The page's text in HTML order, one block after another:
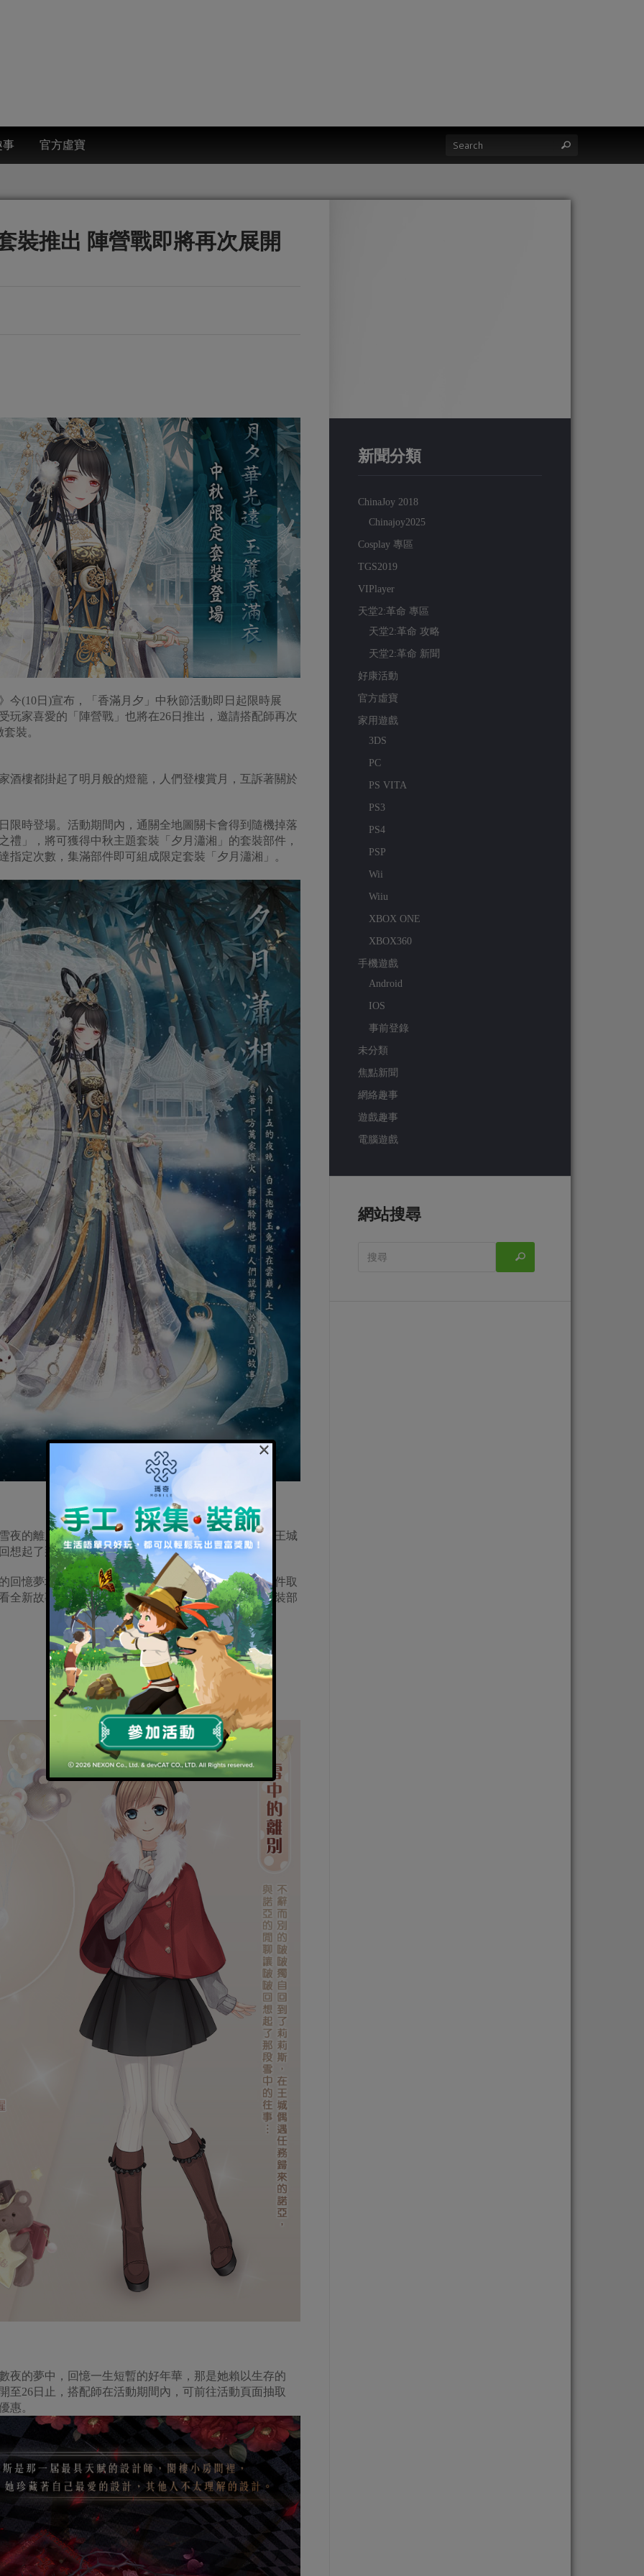
事 官方虛寶
裝推出 陣營戰即將再次展開
(10日)宣布，「香滿月夕」中秋節活動即日起限時展
玩家喜愛的「陣營戰」也將在26日推出，邀請搭配師再次
裝。
樓都掛起了明月般的燈籠，人們登樓賞月，互訴著關於
時登場。活動期間內，通關全地圖關卡會得到隨機掉落
禮」，將可獲得中秋主題套裝「夕月瀟湘」的套裝部件，
定次數，集滿部件即可組成限定套裝「夕月瀟湘」。
的離別」。不辭而別的啵啵獨自回到了莉莉斯，在王城
想起了那段雪中的往事，更多故事也隨之展開……
憶夢境。搭配師可在織夢人協會中，依照各關卡條件取
全新故事外，通過關卡還可獲得啵啵的螢光之靈及服裝部
的夢中，回憶一生短暫的好年華，那是她賴以生存的
至26日止，搭配師在活動期間內，可前往活動頁面抽取
惠。
新聞分類
ChinaJoy 2018
Chinajoy2025
Cosplay 專區
TGS2019
VIPlayer
天堂2:革命 專區
天堂2:革命 攻略
天堂2:革命 新聞
好康活動
官方虛寶
家用遊戲
3DS
PC
PS VITA
PS3
PS4
PSP
Wii
Wiiu
XBOX ONE
XBOX360
手機遊戲
Android
IOS
事前登錄
未分類
焦點新聞
網絡趣事
遊戲趣事
電腦遊戲
網站搜尋
×